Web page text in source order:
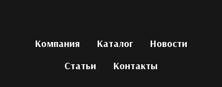
Компания Каталог
Новости
Статьи
Контакты